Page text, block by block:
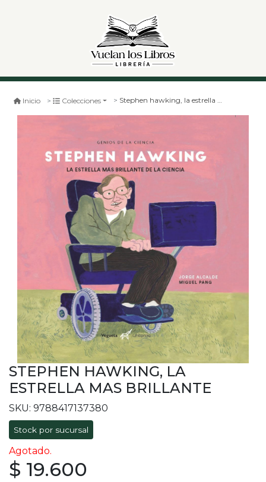
Inicio Colecciones Stephen hawking, la estrella mas brillante
STEPHEN HAWKING, LA
ESTRELLA MAS BRILLANTE
SKU: 9788417137380
Stock por sucursal
Agotado.
$ 19.600